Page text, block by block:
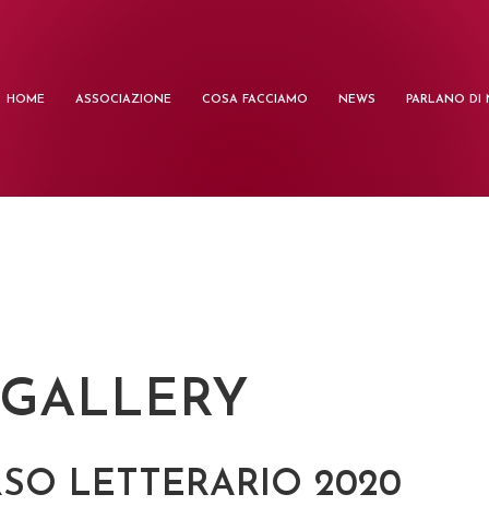
HOME ASSOCIAZIONE COSA FACCIAMO NEWS PARLANO DI
LETTERARIO 2020